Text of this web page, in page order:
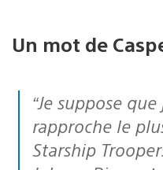
Un mot de
“Je suppose que je suis ce qui se
rapproche le
Starship